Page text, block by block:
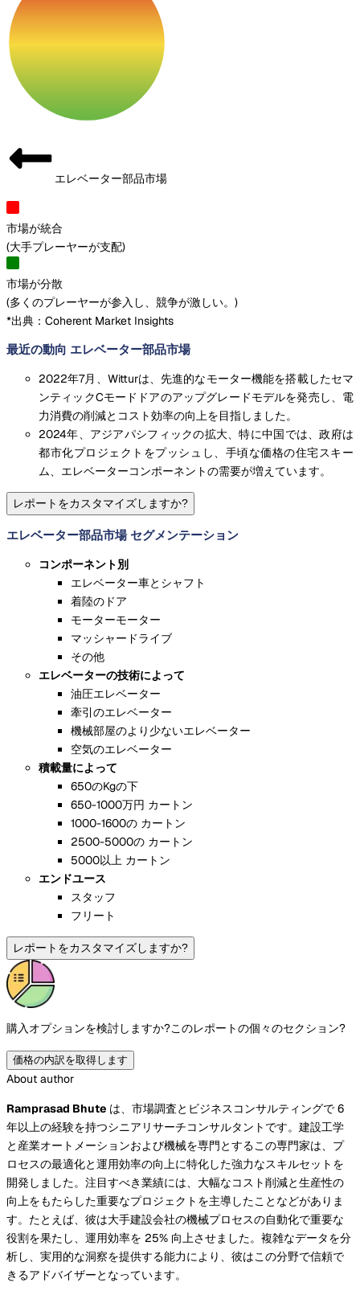
エレベーター部品市場
市場が統合
(大手プレーヤーが支配)
市場が分散
(多くのプレーヤーが参入し、競争が激しい。 )
*出典：Coherent Market Insights
最近の動向 エレベーター部品市場
2022年7月、Witturは、先進的なモーター機能を搭載したセマ
ンティックCモードドアのアップグレードモデルを発売し、電
力消費の削減とコスト効率の向上を目指しました。
2024年、アジアパシフィックの拡大、特に中国では、政府は
都市化プロジェクトをプッシュし、手頃な価格の住宅スキー
ム、エレベーターコンポーネントの需要が増えています。
レポートをカスタマイズしますか?
エレベーター部品市場 セグメンテーション
コンポーネント別
エレベーター車とシャフト
着陸のドア
モーターモーター
マッシャードライブ
その他
エレベーターの技術によって
油圧エレベーター
牽引のエレベーター
機械部屋のより少ないエレベーター
空気のエレベーター
積載量によって
650のKgの下
650-1000万円 カートン
1000-1600の カートン
2500-5000の カートン
5000以上 カートン
エンドユース
スタッフ
フリート
レポートをカスタマイズしますか?
購入オプションを検討しますか?このレポートの個々のセクション?
価格の内訳を取得します
About author
Ramprasad Bhute は、市場調査とビジネスコンサルティングで 6
年以上の経験を持つシニアリサーチコンサルタントです。建設工学
と産業オートメーションおよび機械を専門とするこの専門家は、プ
ロセスの最適化と運用効率の向上に特化した強力なスキルセットを
開発しました。注目すべき業績には、大幅なコスト削減と生産性の
向上をもたらした重要なプロジェクトを主導したことなどがありま
す。たとえば、彼は大手建設会社の機械プロセスの自動化で重要な
役割を果たし、運用効率を 25% 向上させました。複雑なデータを分
析し、実用的な洞察を提供する能力により、彼はこの分野で信頼で
きるアドバイザーとなっています。